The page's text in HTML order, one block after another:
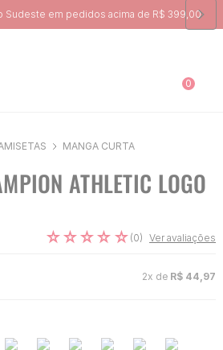
Sudeste em pedidos acima de R$ 399,00
0
MANGA CURTA
ATHLETIC LOGO
☆☆☆☆ ☆ (0) Ver avaliações
2x de R$ 44 97